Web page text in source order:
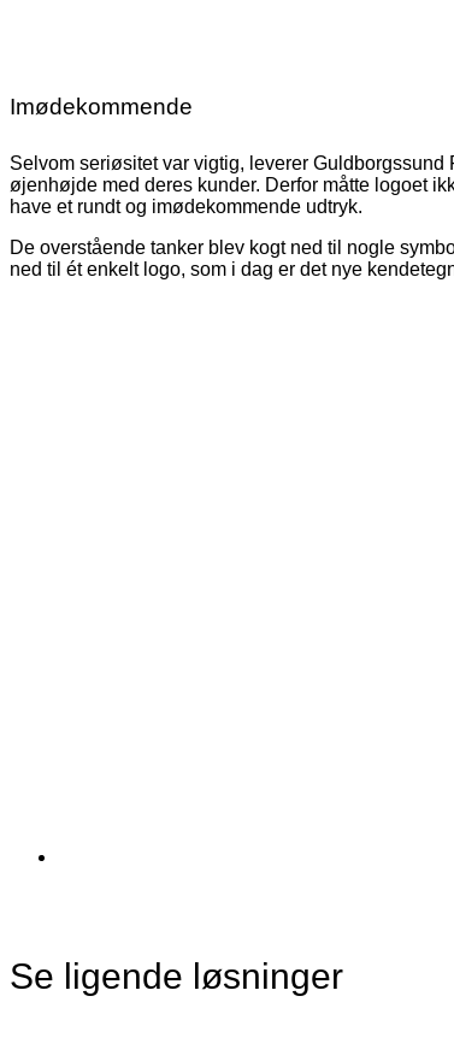
Imødekommende
Selvom seriøsitet var vigtig, leverer
øjenhøjde med deres kunder. Derfor måtte logoet
have et rundt og imødekommende udtryk.
De overstående tanker blev kogt ned til nogle
ned til ét enkelt logo, som i dag er det nye
Se ligende løsninger